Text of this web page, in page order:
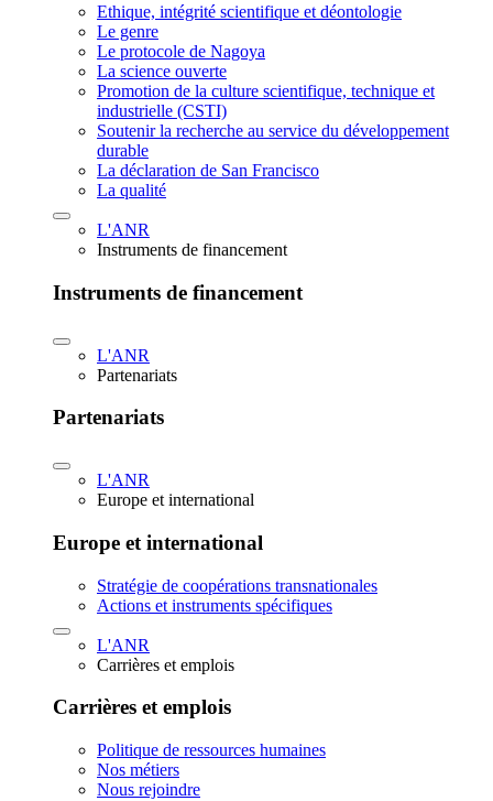
Ethique, intégrité scientifique et déontologie
Le genre
Le protocole de Nagoya
La science ouverte
Promotion de la culture scientifique, technique et
industrielle (CSTI)
Soutenir la recherche au service du développement
durable
La déclaration de San Francisco
La qualité
L'ANR
Instruments de financement
Instruments de financement
L'ANR
Partenariats
Partenariats
L'ANR
Europe et international
Europe et international
Stratégie de coopérations transnationales
Actions et instruments spécifiques
L'ANR
Carrières et emplois
Carrières et emplois
Politique de ressources humaines
Nos métiers
Nous rejoindre